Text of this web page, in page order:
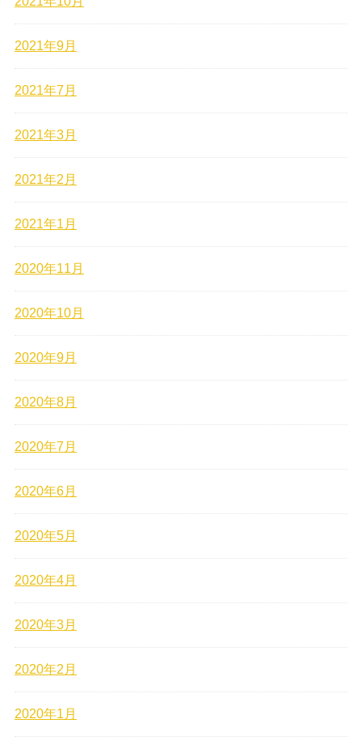
2021年9月
2021年7月
2021年3月
2021年2月
2021年1月
2020年11月
2020年10月
2020年9月
2020年8月
2020年7月
2020年6月
2020年5月
2020年4月
2020年3月
2020年2月
2020年1月